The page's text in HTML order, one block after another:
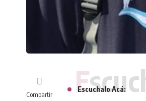
Compartir
Escuchalo Acá: